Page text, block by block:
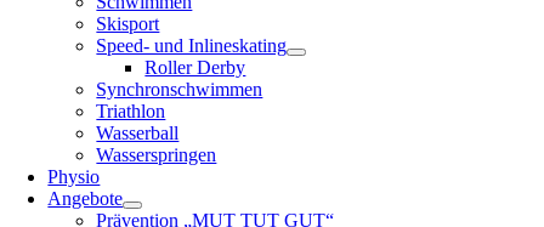
Skisport
Speed- und Inlineskating
Roller Derby
Synchronschwimmen
Triathlon
Wasserball
Wasserspringen
Physio
Angebote
Prävention „MUT TUT GUT“